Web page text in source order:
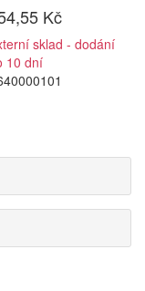
Kč
sklad - dodání
10 dní